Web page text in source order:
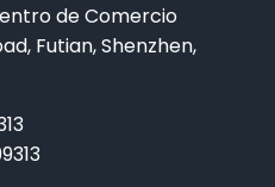
de Comercio
Futian, Shenzhen,